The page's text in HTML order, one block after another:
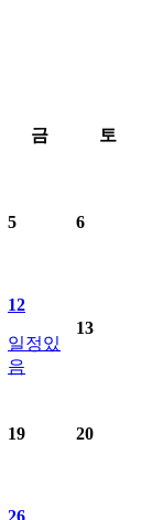
금 토
5 6
12
일정있
음
13
19 20
26